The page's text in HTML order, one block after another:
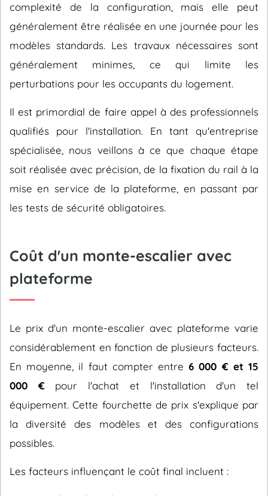
complexité de la configuration, mais elle peut
généralement être réalisée en une journée pour les
modèles standards. Les travaux nécessaires sont
généralement minimes, ce qui limite les
perturbations pour les occupants du logement.
Il est primordial de faire appel à des professionnels
qualifiés pour l'installation. En tant qu'entreprise
spécialisée, nous veillons à ce que chaque étape
soit réalisée avec précision, de la fixation du rail à la
mise en service de la plateforme, en passant par
les tests de sécurité obligatoires.
Coût d'un monte-escalier avec
plateforme
Le prix d'un monte-escalier avec plateforme varie
considérablement en fonction de plusieurs facteurs.
En moyenne, il faut compter entre6 000 € et 15
000 € pour l'achat et l'installation d'un tel
équipement. Cette fourchette de prix s'explique par
la diversité des modèles et des configurations
possibles.
Les facteurs influençant le coût final incluent :